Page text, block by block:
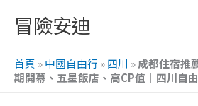
主
冒險安迪
首頁 »中國自由行 »四川 »成都住宿推
期開幕、五星飯店、高CP值｜四川自